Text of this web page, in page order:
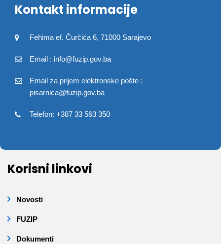
Kontakt informacije
Fehima ef. Čurčića 6, 71000 Sarajevo
Email : info@fuzip.gov.ba
Email za prijem elektronske pošte :
pisarnica@fuzip.gov.ba
Telefon: +387 33 563 350
Korisni linkovi
Novosti
FUZIP
Dokumenti